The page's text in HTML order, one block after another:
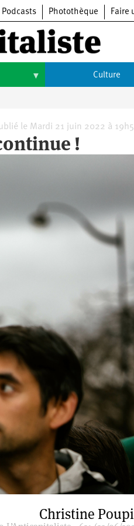
Podcasts Photothèque Faire
Culture
Arts
Cinéma
Musique
le Mardi 21 juin 2022 à
!
Christine